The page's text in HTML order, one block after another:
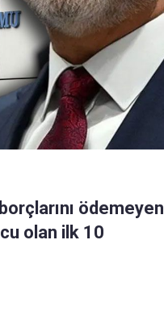
ödemeyen
olan ilk 10